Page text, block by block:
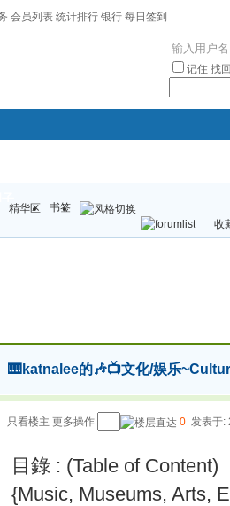
会员列表 统计排行 银行 每日签到
记住 找
精华区
书签
收
🎹katnalee的🎶📺文化/娱乐
只看楼主 更多操作 0 发表于:
目錄 : (Table of Content)
{Music, Museums, Arts,